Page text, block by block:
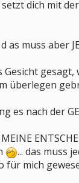
dich mit
muss aber
gesagt,
überlegen
es nach der
... das muss
für mich